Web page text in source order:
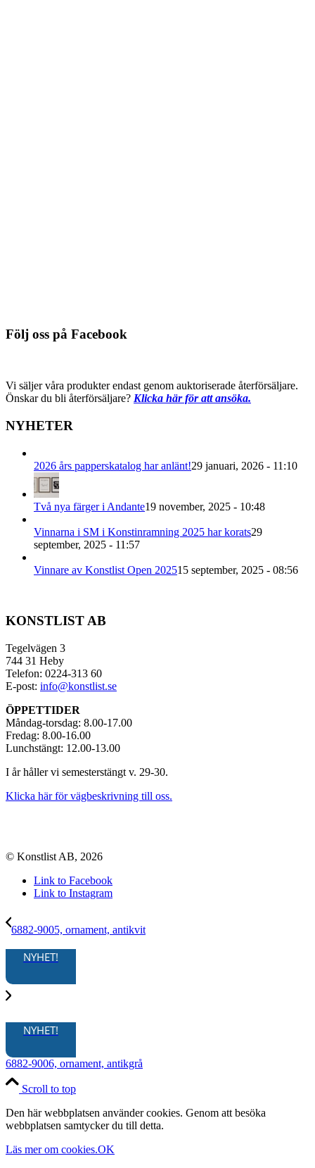
Följ oss på Facebook
Vi säljer våra produkter endast genom auktoriserade återförsäljare.
Önskar du bli återförsäljare? Klicka här för att ansöka.
NYHETER
2026 års papperskatalog har anlänt!29 januari, 2026 - 11:10
Två nya färger i Andante19 november, 2025 - 10:48
Vinnarna i SM i Konstinramning 2025 har korats29
september, 2025 - 11:57
Vinnare av Konstlist Open 202515 september, 2025 - 08:56
KONSTLIST AB
Tegelvägen 3
744 31 Heby
Telefon: 0224-313 60
E-post: info@konstlist.se
ÖPPETTIDER
Måndag-torsdag: 8.00-17.00
Fredag: 8.00-16.00
Lunchstängt: 12.00-13.00
I år håller vi semesterstängt v. 29-30.
Klicka här för vägbeskrivning till oss.
© Konstlist AB, 2026
Link to Facebook
Link to Instagram
6882-9005, ornament, antikvit
NYHET!
NYHET!
6882-9006, ornament, antikgrå
Scroll to top
Den här webbplatsen använder cookies. Genom att besöka
webbplatsen samtycker du till detta.
Läs mer om cookies.OK